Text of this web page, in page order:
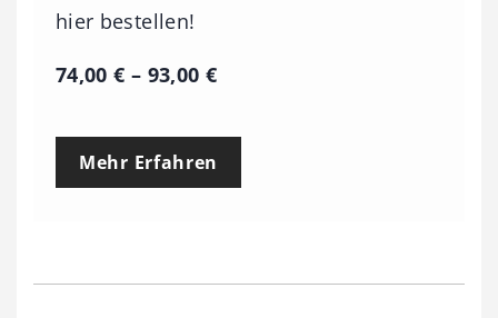
hier bestellen!
74,00€ – 93,00 €P
e
p
Mehr Erfahren